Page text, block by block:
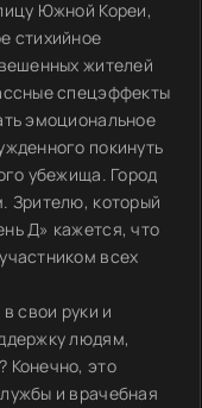
Южной Кореи,
стихийное
жителей
спецэффекты
эмоциональное
покинуть
убежища. Город
Зрителю, который
Д» кажется, что
всех
свои руки и
людям,
Конечно, это
и врачебная